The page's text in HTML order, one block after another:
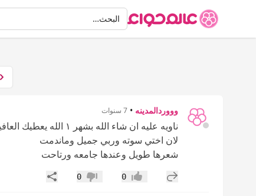
البحثالبحث…
وووردالمدينه • 7 سنوات
ناويه عليه ان شاء الله بشهر ١ الله يعطيك العافيه
لان اختي سوته وربي جميل وماندمت
شعرها طويل وعندها جامعه ورتاحت
إضافة رد جديد
إعجاب0 عدم إعجاب
0 مشاركة